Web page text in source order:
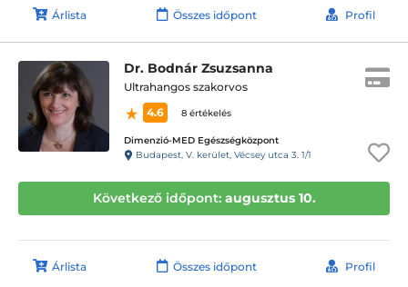
Árlista Összes időpont Profil
Dr. Bodnár Zsuzsanna
Ultrahangos szakorvos
4.6
8 értékelés
Dimenzió-MED Egészségközpont
Budapest, V. kerület, Vécsey utca 3. 1/1
Következő időpont: augusztus 10.
Árlista Összes időpont Profil